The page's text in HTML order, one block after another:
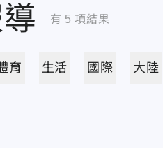
有 5 項結果
育 生活 國際 大陸